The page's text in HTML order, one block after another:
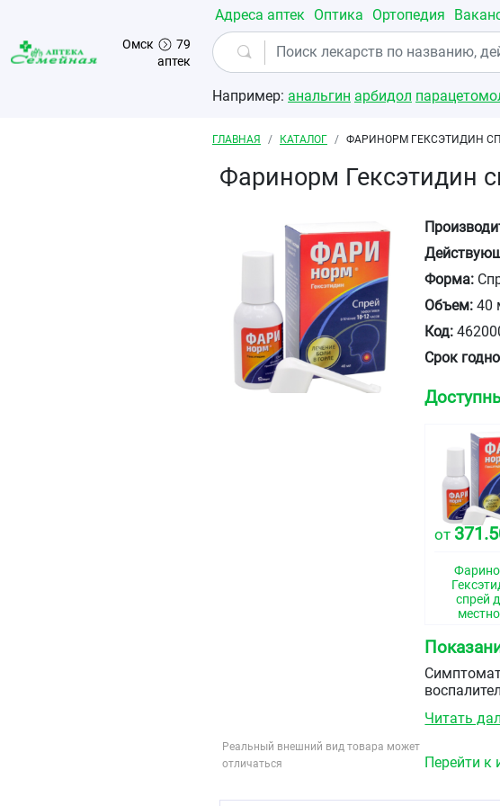
Перейти к основному содержанию
Омск
79
аптек
Адреса аптек Оптика Ортопедия
Например: анальгин арбидол
Строка навигации
ГЛАВНАЯ КАТАЛОГ ФАРИНОРМ ГЕКСЭТИДИН
Фаринорм Гексэтидин
Реальный внешний вид товара может
отличаться
Форма:
Объем: 40
Код:
Срок
от
спрей
40мл
Читать
Перейти к